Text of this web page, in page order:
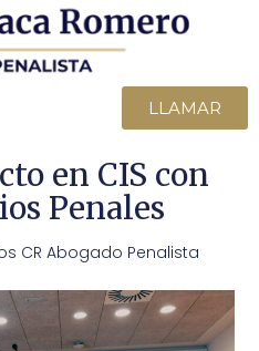
LLAMAR
en CIS con
Penales
CR Abogado Penalista